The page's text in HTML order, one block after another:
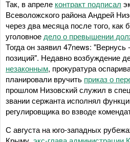
Так, в апреле контракт подписал
Всеволожского района Андрей
через два месяца после того, как
уголовное дело о превышении
Тогда он заявил 47news: "Вернусь
позиций". Недавно возбуждение
незаконным, прокуратура
планировали вручить приказ о
прошлом Низовский служил в
звании сержанта исполнял
регулировщика во взводе
С августа на юго-западных